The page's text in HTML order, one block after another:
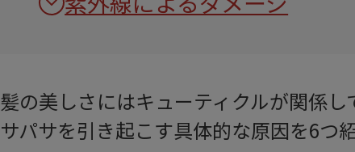
髪の美しさにはキューティクルが関係
サパサを引き起こす具体的な原因を6つ紹